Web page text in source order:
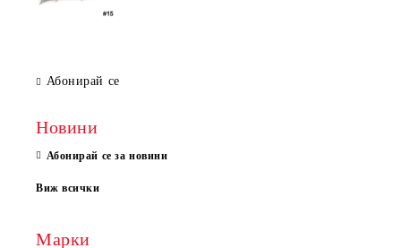
Абонирай се
Новини
Абонирай се за новини
Виж всички
Марки